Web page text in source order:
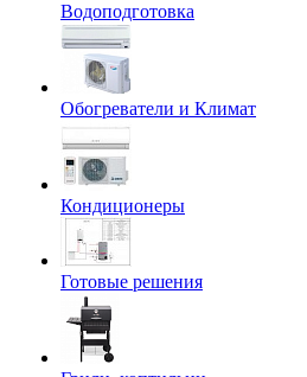
Водоподготовка
Обогреватели и Климат
Кондиционеры
Готовые решения